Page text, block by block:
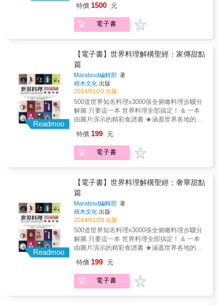
『老闆，我太大聲了&hellip;&hellip;。』」 &
除了說故事，完整的Step by Step分解圖，同
樣保有MASA仔細又貼心的風格，因為他 希望
能以非常快樂、輕鬆的心情來學習料理並享受
這本書。 & 本書特色 & ․特色1：五大美食國家
的50道料理，50個故事，550張照片＋手繪稿完
整圖解，一看就會，即使是第一次下廚，也可
以完全學會本書的所有菜色。 & ․特色2：每道
料理都分享了MASA的設計理念、堅持，與溫
暖的小故事，讓您不只學會做菜，更能體會、
感受他的用心與貼心。 & ․特色3：菜色豐富多
樣化，即使手繪稿也詳細完整，絕對不妥協馬
虎。簡單實用，每道菜皆標示份量、材料與做
書後皆附食材與相關料理一覽表，閱讀容易、
貼心超實用，讓您一目瞭然，馬上就可以找到
想要學習的各式料理，而不會浪費任何食材。
工的時候，因為這家餐廳的許多料理都很特
務生都要很大聲地唸出給廚師們聽，有的前輩
很會唸，有的前輩也會很緊張一直唸錯，當時
大家都會偷笑。經過數個月後，我也漸漸習慣
工作內容，但我負責的內容也越來越多，有一
天終於有機會唸菜單，我就很用力大聲唸菜
名，結果老闆進來廚房罵我。因為我的聲音大
到連坐在外面的客人都聽到了，餐廳本來很安
靜輕鬆的氣氛，卻因為點菜過於大聲，把大家
都嚇到了。大概是更之前我打工的地方很吵，
而且離客人的位子有一段距離，所以每次大家
都很大聲講話，以致於忘了我現在在不同餐廳
工作，換到新的餐廳工作要安靜！Sorry,
（&deg;&nabla;&deg;;）＼（￣ _ ￣ ）&larr;
『老闆，我太大聲了&hellip;&hellip;。』」 &
除了說故事，完整的Step by Step分解圖，同
樣保有MASA仔細又貼心的風格，因為他 希望
能以非常快樂、輕鬆的心情來學習料理並享受
這本書。 & 本書特色 & ․特色1：五大美食國家
的50道料理，50個故事，550張照片＋手繪稿完
整圖解，一看就會，即使是第一次下廚，也可
以完全學會本書的所有菜色。 & ․特色2：每道
料理都分享了MASA的設計理念、堅持，與溫
暖的小故事，讓您不只學會做菜，更能體會、
感受他的用心與貼心。 & ․特色3：菜色豐富多
樣化，即使手繪稿也詳細完整，絕對不妥協馬
虎。簡單實用，每道菜皆標示份量、材料與做
書後皆附食材與相關料理一覽表，閱讀容易、
貼心超實用，讓您一目瞭然，馬上就可以找到
想要學習的各式料理，而不會浪費任何食材。
想 莊祖宜，曾以《廚房裡的人類學家》，將豐
波全新的華文飲食書寫風範；接著，她喊出
「其實，大家都想做菜」的宣言，讓蔡珠兒盛
讚「以清淺之筆，寫深度之藝，寫得有味有
第一本食譜，也是這些年來作者追隨專業廚藝
夢想的實踐。總共84道只要喜愛美食都能學會
的中西家常菜，每一道菜經過作者精心設計，
食譜樣式細膩兼具專業，還有許多網友們的實
做測試，幾乎是零失敗範本。 作者長期追隨專
業廚界的流行趨勢和尖端技藝之外，更期許下
廚應該與生活連結，同時關切起切身的食材品
質與家人健康問題。藉由這本書食譜的引導之
境有關的問題，並為此改變飲食生活習慣。而
解才能欣賞和開創。飲食之均衡、人際之和
諧、環境之改善，可以從大家回歸廚房開
始。」 & ◎做菜不是一個口令一個動作，每一
道菜學一樣核心技巧，練就一身廚房基本功。
與其學會「怎麼做菜」，不如更進一步瞭解
「為什麼要這樣做？」作者希望我們了解每一
個步驟的意義，這樣如需省略或代換才不會出
關鍵性的錯誤，若想增添自己的創意更能十拿
九穩。所謂，今日的靈機一動與就地取材，可
成就明日的招牌老菜。誠如名廚茱莉亞‧柴爾德
所說：「知道的越多，能創造的就越多。在廚
房裡，想像力是沒有極限的。」 & ◎「掐指一
算」可以辨識牛排幾分熟？用「人中」可以測
魚肉生熟與否？ 所以，本食譜菜色選擇取決標
準是做法不太複雜，而每一道一定要有明確核
心技巧，比如說：「做糖醋小排，我介紹糖分
飯、摩洛哥蔬菜燉羊肉、印度乳酪菠菜、越南
春捲．．．等等，一共500道。另外也提供超實
用料理小祕訣、食用建議、注意事項，提高料
方式非常的棒，以圖片分解每個不同料理階
段，步驟解說一個接一個，就連初學的外行
人，都能一目瞭然！某些異國餐點，更是充滿
當地色彩。 ★書中料理變化萬千、極為美味，
講解清晰，讓所有人都能輕鬆上手。全書一共
有3000張步驟圖，尤其是對廚房新手而言，按
部就班地呈現烹煮的各個階段，相當有幫助。
★精緻又簡易的食譜，除了家常菜，還有能端
出來的宴客菜，能激發出用餐者的胃口與好奇
心。 本書使用說明 創新式全俯瞰料理步驟分解
精美清晰，文字說明簡明扼要。文圖相輔相
成，讓所有人都能輕鬆上手。 & 分量、備料時
間、烹煮時間：讓料理者者便於掌握分量，並
目瞭然，準備起來更方便。 私房小祕訣：提供
超實用料理小訣竅，讓料理更完美。 貼心小提
示：提供料理過程須注意的小細節與實用建
議。 本書特色 1.收錄 500道世界知名傳統料
理，從簡單到複雜，一網打盡。 2.3000張全俯
瞰料理步驟分解圖，解構每個料理步驟，詳細
呈現烹煮階段，一看就會！ 3.從前菜到甜點，
從簡易到精緻，從家常菜到宴客菜，一應俱
彩。 5.提供「超實用小祕訣」，讓料理更完
美。 6.一目瞭然，達成度高，實用百分百，菜
鳥也能輕鬆上手，是廚房必備的料理聖經。
特價 1500 元
電子書
Readmoo
【電子書】世界料理解構聖經：家傳甜點
篇
Marabout編輯部 著
積木文化 出版
2014/01/20 出版
500道世界知名料理x3000張全俯瞰料理步驟分
解圖 只要這一本 世界料理全部搞定！ & 一本
由圖片演示的精彩食譜書 ★涵蓋世界各地的傳
飯、摩洛哥蔬菜燉羊肉、印度乳酪菠菜、越南
春捲．．．等等，一共500道。另外也提供超實
用料理小祕訣、食用建議、注意事項，提高料
方式非常的棒，以圖片分解每個不同料理階
段，步驟解說一個接一個，就連初學的外行
人，都能一目瞭然！某些異國餐點，更是充滿
當地色彩。 ★書中料理變化萬千、極為美味，
講解清晰，讓所有人都能輕鬆上手。全書一共
有3000張步驟圖，尤其是對廚房新手而言，按
部就班地呈現烹煮的各個階段，相當有幫助。
★精緻又簡易的食譜，除了家常菜，還有能端
出來的宴客菜，能激發出用餐者的胃口與好奇
心。 本書使用說明 創新式全俯瞰料理步驟分解
精美清晰，文字說明簡明扼要。文圖相輔相
成，讓所有人都能輕鬆上手。 & 分量、備料時
間、烹煮時間：讓料理者者便於掌握分量，並
特價 199 元
電子書
Readmoo
【電子書】世界料理解構聖經：奢華甜點
篇
Marabout編輯部 著
積木文化 出版
2014/01/20 出版
500道世界知名料理x3000張全俯瞰料理步驟分
解圖 只要這一本 世界料理全部搞定！ & 一本
由圖片演示的精彩食譜書 ★涵蓋世界各地的傳
飯、摩洛哥蔬菜燉羊肉、印度乳酪菠菜、越南
春捲．．．等等，一共500道。另外也提供超實
用料理小祕訣、食用建議、注意事項，提高料
特價 199 元
電子書